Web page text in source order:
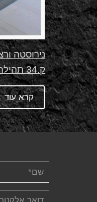
נירוסטה
ק.34 תהילה שלף
קרא עוד